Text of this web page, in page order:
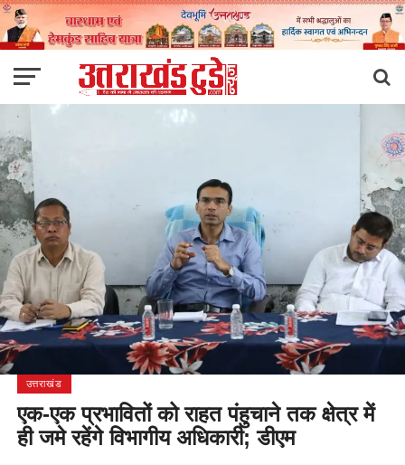
उत्तराखंड
एक-एक प्रभावितों को राहत पंहुचाने तक क्षेत्र में
ही जमे रहेंगे विभागीय अधिकारी; डीएम